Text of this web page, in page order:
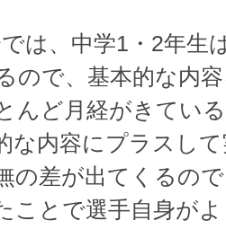
では、中学1・2年生
ので、基本的な内
んど月経がきてい
な内容にプラスし
の差が出てくるの
ことで選手自身が